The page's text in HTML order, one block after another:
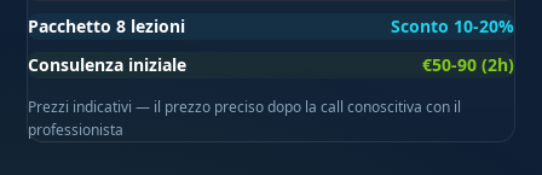
Pacchetto 8 lezioni
Sconto 10-20%
Consulenza iniziale
€50-90 (2h)
Prezzi indicativi — il prezzo preciso dopo la call conoscitiva con il
professionista